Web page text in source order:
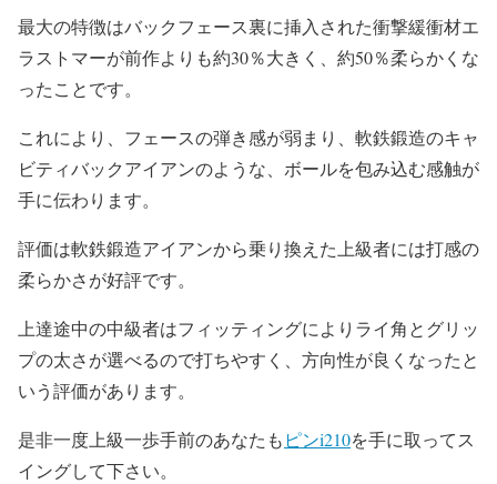
最大の特徴はバックフェース裏に挿入された衝撃緩衝材エ
ラストマーが前作よりも約30％大きく、約50％柔らかくな
ったことです。
これにより、フェースの弾き感が弱まり、軟鉄鍛造のキャ
ビティバックアイアンのような、ボールを包み込む感触が
手に伝わります。
評価は軟鉄鍛造アイアンから乗り換えた上級者には打感の
柔らかさが好評です。
上達途中の中級者はフィッティングによりライ角とグリッ
プの太さが選べるので打ちやすく、方向性が良くなったと
いう評価があります。
是非一度上級一歩手前のあなたも ピンi210を手に取ってス
イングして下さい。